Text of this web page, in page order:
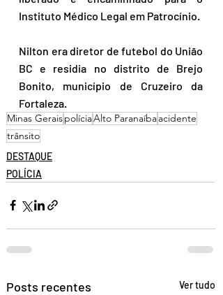
Instituto Médico Legal em Patrocínio.
Nilton era diretor de futebol do União
BC e residia no distrito de Brejo
Bonito, município de Cruzeiro da
Fortaleza.
Minas GeraispolíciaAlto Paranaíbaacidente
trânsito
DESTAQUE
POLÍCIA
Posts recentes Ver tudo